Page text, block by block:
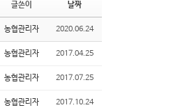
글쓴이 날짜
농협관리자 2020.06.24
농협관리자 2017.04.25
농협관리자 2017.07.25
농협관리자 2017.10.24